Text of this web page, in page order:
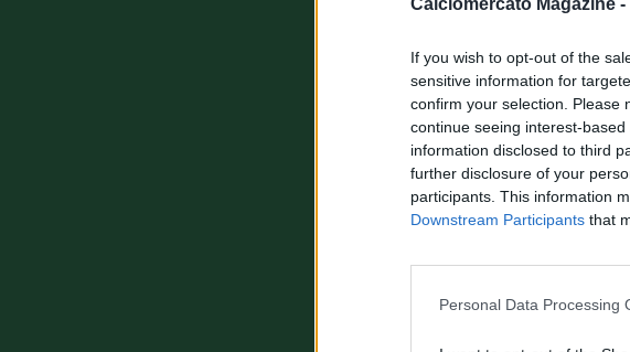
If you wish to opt-out of the
sensitive information for
confirm your selection. Please
continue seeing interest-
information disclosed to third
further disclosure of your
participants. This information
Downstream Participants that
Personal Data Processing